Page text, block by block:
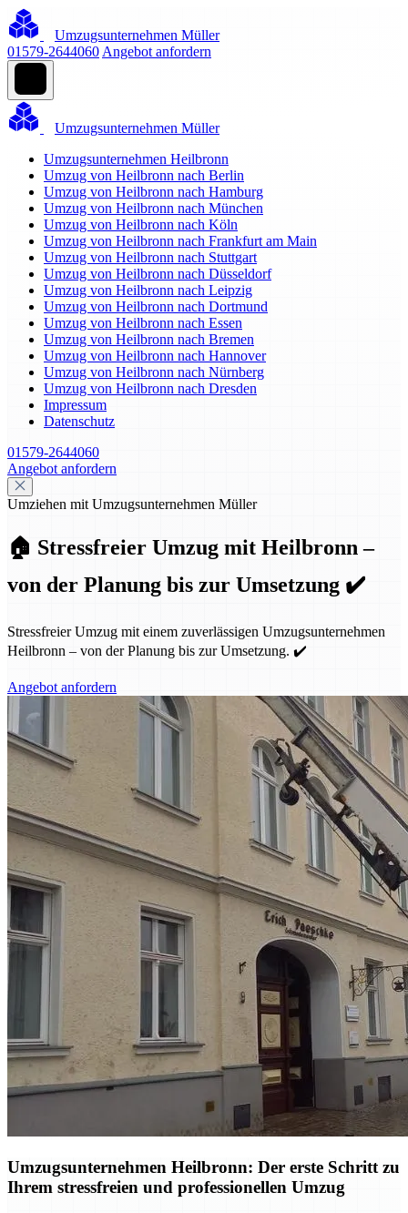
Umzugsunternehmen Müller
01579-2644060 Angebot anfordern
Umzugsunternehmen Müller
Umzugsunternehmen Heilbronn
Umzug von Heilbronn nach Berlin
Umzug von Heilbronn nach Hamburg
Umzug von Heilbronn nach München
Umzug von Heilbronn nach Köln
Umzug von Heilbronn nach Frankfurt am Main
Umzug von Heilbronn nach Stuttgart
Umzug von Heilbronn nach Düsseldorf
Umzug von Heilbronn nach Leipzig
Umzug von Heilbronn nach Dortmund
Umzug von Heilbronn nach Essen
Umzug von Heilbronn nach Bremen
Umzug von Heilbronn nach Hannover
Umzug von Heilbronn nach Nürnberg
Umzug von Heilbronn nach Dresden
Impressum
Datenschutz
01579-2644060
Angebot anfordern
Umziehen mit Umzugsunternehmen Müller
🏠 Stressfreier Umzug mit Heilbronn –
von der Planung bis zur Umsetzung ✔️
Stressfreier Umzug mit einem zuverlässigen Umzugsunternehmen
Heilbronn – von der Planung bis zur Umsetzung. ✔️
Angebot anfordern
Umzugsunternehmen Heilbronn: Der erste Schritt zu
Ihrem stressfreien und professionellen Umzug